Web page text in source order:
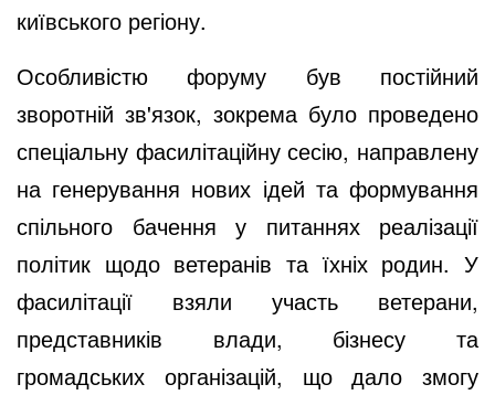
київського регіону.
Особливістю форуму був постійний
зворотній зв'язок, зокрема було проведено
спеціальну фасилітаційну сесію, направлену
на генерування нових ідей та формування
спільного бачення у питаннях реалізації
політик щодо ветеранів та їхніх родин. У
фасилітації взяли участь ветерани,
представників влади, бізнесу та
громадських організацій, що дало змогу